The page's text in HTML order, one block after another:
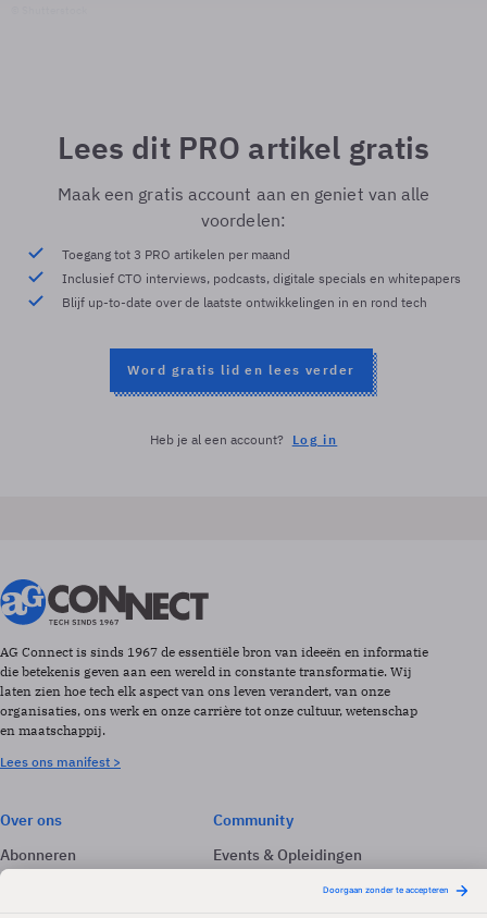
Lees dit PRO artikel gratis
Maak een gratis account aan en geniet van alle
voordelen:
Toegang tot 3 PRO artikelen per maand
Inclusief CTO interviews, podcasts, digitale specials en whitepapers
Blijf up-to-date over de laatste ontwikkelingen in en rond tech
Word gratis lid en lees verder
Heb je al een account? Log in
AG Connect is sinds 1967 de essentiële bron van ideeën en informatie
die betekenis geven aan een wereld in constante transformatie. Wij
laten zien hoe tech elk aspect van ons leven verandert, van onze
organisaties, ons werk en onze carrière tot onze cultuur, wetenschap
en maatschappij.
Lees ons manifest >
Over ons
Abonneren
Adverteren
Community
Events & Opleidingen